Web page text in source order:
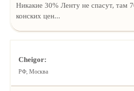
Никакие 30% Ленту не спасут, там
конских цен...
Cheigor:
РФ, Москва